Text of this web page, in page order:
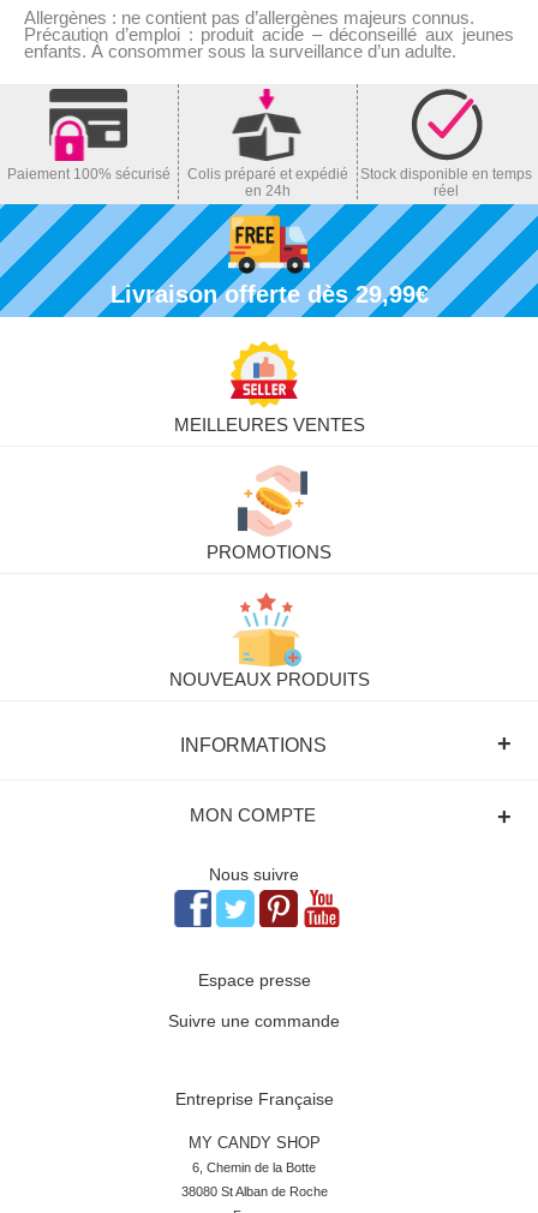
Allergènes : ne contient pas d’allergènes majeurs connus.
Précaution d’emploi : produit acide – déconseillé aux jeunes
enfants. À consommer sous la surveillance d’un adulte.
Paiement 100% sécurisé
Colis préparé et expédié
en 24h
Stock disponible en temps
réel
Livraison offerte dès 29,99€
MEILLEURES VENTES
PROMOTIONS
NOUVEAUX PRODUITS
+
INFORMATIONS
+
MON COMPTE
Nous suivre
Espace presse
Suivre une commande
Entreprise Française
MY CANDY SHOP
6, Chemin de la Botte
38080 St Alban de Roche